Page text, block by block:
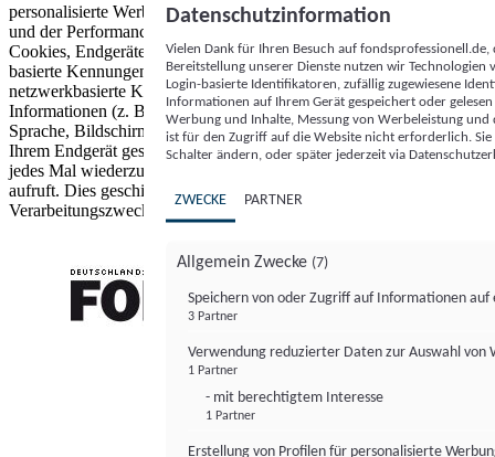
personalisierte Werbung und Inhalte, Messung von Werbeleistung
und der Performance von Inhalten sowie Zielgruppenforschung.
Cookies, Endgeräte- oder ähnliche Online-Kennungen (z. B. login-
basierte Kennungen, zufällig generierte Kennungen,
netzwerkbasierte Kennungen) können zusammen mit anderen
Informationen (z. B. Browsertyp und Browserinformationen,
Sprache, Bildschirmgröße, unterstützte Technologien usw.) auf
Ihrem Endgerät gespeichert oder von dort ausgelesen werden, um es
jedes Mal wiederzuerkennen, wenn es eine App oder einer Webseite
aufruft. Dies geschieht für einen oder mehrere der hier aufgeführten
Verarbeitungszwecke.
Datenschutzinformation
Vielen Dank für Ihren Besuch auf
Bereitstellung unserer Dienste nutzen wir Technologien
Login-basierte Identifikatoren, zufällig zugewiesene
Informationen auf Ihrem Gerät gespeichert oder
Werbung und Inhalte, Messung von Werbeleistung
ist für den Zugriff auf die Website nicht erforderlich.
Schalter ändern, oder später jederzeit via
ZWECKE PARTNER
Allgemein Zwecke (7)
Speichern von oder Zugriff auf Informationen auf
3 Partner
Verwendung reduzierter Daten zur Auswahl von
1 Partner
- mit berechtigtem Interesse
1 Partner
Erstellung von Profilen für personalisierte
FONDS professionell